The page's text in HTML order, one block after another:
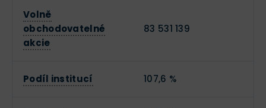
Volně
obchodovatelné
akcie
83 531 139
Podíl institucí 107,6 %